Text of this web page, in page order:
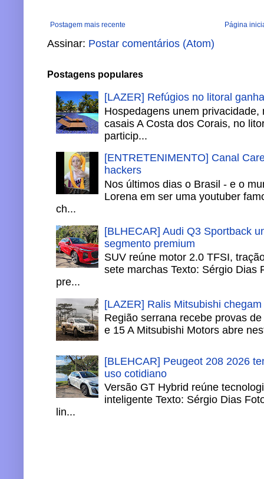
Postagem mais recente Página
Assinar: Postar comentários (Atom)
Postagens populares
[LAZER] Refúgios no litoral
Hospedagens unem
casais A Costa dos Corais, no
particip...
[ENTRETENIMENTO] Canal
hackers
Nos últimos dias o Brasil - e o
Lorena em ser uma youtuber
ch...
[BLHECAR] Audi Q3 Sportback
segmento premium
SUV reúne motor 2.0 TFSI,
sete marchas Texto: Sérgio Dias
pre...
[LAZER] Ralis Mitsubishi
Região serrana recebe provas
e 15 A Mitsubishi Motors abre
[BLEHCAR] Peugeot 208 2026
uso cotidiano
Versão GT Hybrid reúne
inteligente Texto: Sérgio Dias
lin...